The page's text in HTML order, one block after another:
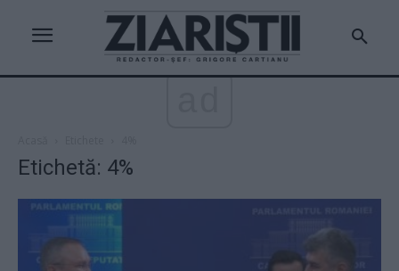
Etichetă: 4%